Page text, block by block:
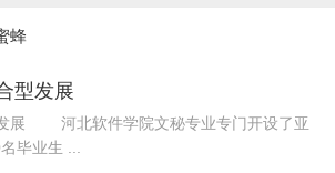
蜂
型发展
展 河北软件学院文秘专业专门开设了亚
毕业生 ...